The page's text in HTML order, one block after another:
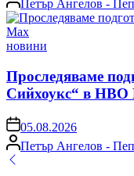
by
Петър Ангелов -
Posted
новини
Проследяваме
Сийхоукс“ в HBO
on05.08.2026
Posted
by
Петър Ангелов -